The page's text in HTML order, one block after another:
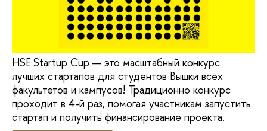
HSE Startup Cup — это масштабный конкурс
лучших стартапов для студентов Вышки всех
факультетов и кампусов! Традиционно конкурс
проходит в 4-й раз, помогая участникам запустить
стартап и получить финансирование проекта.